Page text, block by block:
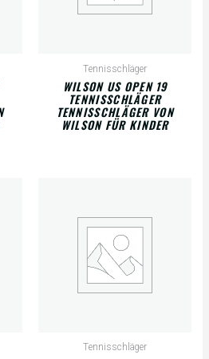
Tennisschläger
WILSON US OPEN 19
TENNISSCHLÄGER
TENNISSCHLÄGER VON
WILSON FÜR KINDER
Tennisschläger